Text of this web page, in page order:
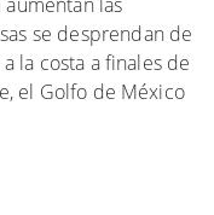
se desprendan de
la costa a finales de
el Golfo de México